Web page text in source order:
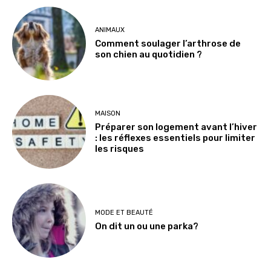
ANIMAUX
Comment soulager l’arthrose de
son chien au quotidien ?
MAISON
Préparer son logement avant l’hiver
: les réflexes essentiels pour limiter
les risques
MODE ET BEAUTÉ
On dit un ou une parka?